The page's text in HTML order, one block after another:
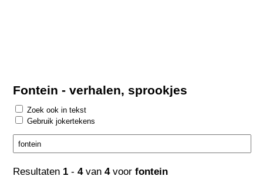
Fontein - verhalen, sprookjes
Zoek ook in tekst
Gebruik jokertekens
Resultaten 1 -4van4voorfontein